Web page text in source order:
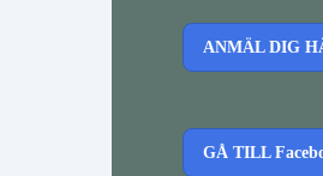
ANMÄL DIG
GÅ TILL